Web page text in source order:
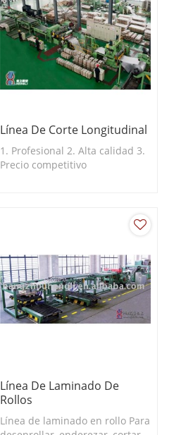
Línea De Corte Longitudinal
1. Profesional 2. Alta calidad 3.
Precio competitivo
Línea De Laminado De
Rollos
Línea de laminado en rollo Para